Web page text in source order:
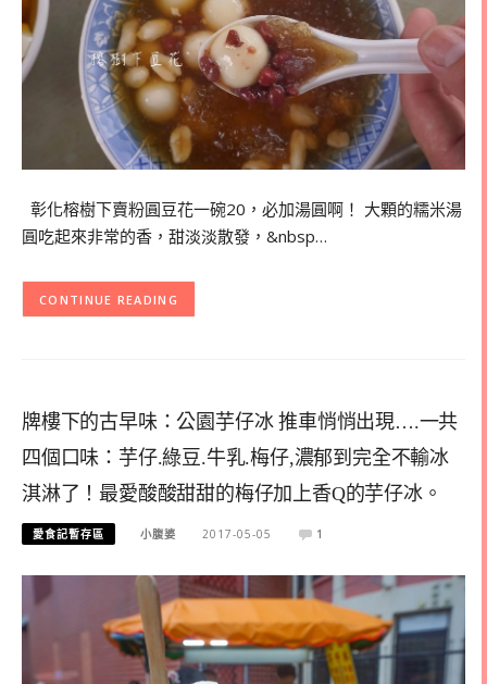
彰化榕樹下賣粉圓豆花一碗20，必加湯圓啊！ 大顆的糯米湯
圓吃起來非常的香，甜淡淡散發，&nbsp…
CONTINUE READING
牌樓下的古早味：公園芋仔冰 推車悄悄出現….一共
四個口味：芋仔.綠豆.牛乳.梅仔,濃郁到完全不輸冰
淇淋了！最愛酸酸甜甜的梅仔加上香Q的芋仔冰。
愛食記暫存區 小腹婆 2017-05-05 1